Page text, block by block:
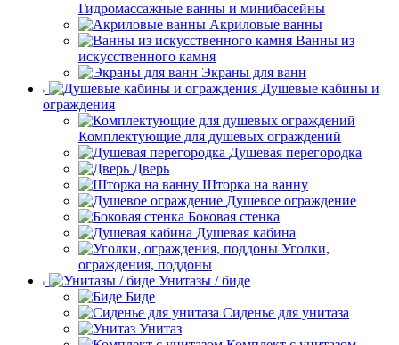
Гидромассажные ванны и минибасейны
Акриловые ванны
Ванны из
искусственного камня
Экраны для ванн
Душевые кабины и
ограждения
Комплектующие для душевых ограждений
Душевая перегородка
Дверь
Шторка на ванну
Душевое ограждение
Боковая стенка
Душевая кабина
Уголки,
ограждения, поддоны
Унитазы / биде
Биде
Сиденье для унитаза
Унитаз